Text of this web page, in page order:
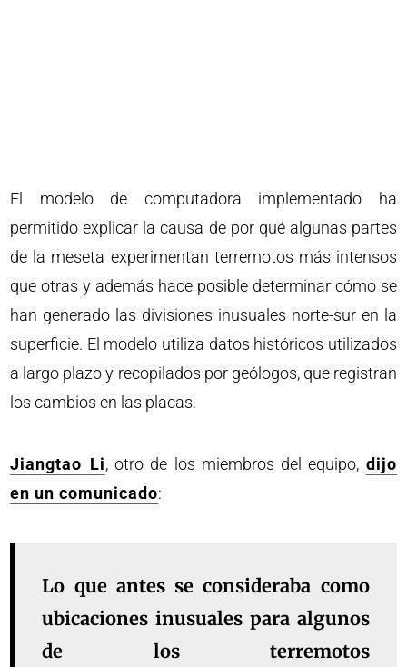
El modelo de computadora implementado ha
permitido explicar la causa de por qué algunas partes
de la meseta experimentan terremotos más intensos
que otras y además hace posible determinar cómo se
han generado las divisiones inusuales norte-sur en la
superficie. El modelo utiliza datos históricos utilizados
a largo plazo y recopilados por geólogos, que registran
los cambios en las placas.
Jiangtao Li, otro de los miembros del equipo, dijo
en un comunicado:
Lo que antes se consideraba como
ubicaciones inusuales para algunos
de los terremotos